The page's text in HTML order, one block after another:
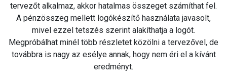
tervezőt alkalmaz, akkor hatalmas összeget számíthat fel.
A pénzösszeg mellett logókészítő használata javasolt,
mivel ezzel tetszés szerint alakíthatja a logót.
Megpróbálhat minél több részletet közölni a tervezővel, de
továbbra is nagy az esélye annak, hogy nem éri el a kívánt
eredményt.